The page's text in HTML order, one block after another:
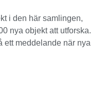
i den här samlingen,
nya objekt att utforska.
ett meddelande när nya